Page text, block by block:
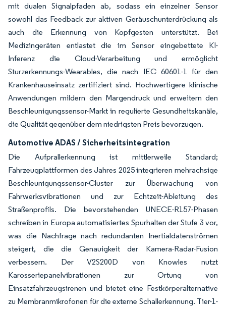
mit dualen Signalpfaden ab, sodass ein einzelner Sensor
sowohl das Feedback zur aktiven Geräuschunterdrückung als
auch die Erkennung von Kopfgesten unterstützt. Bei
Medizingeräten entlastet die im Sensor eingebettete KI-
Inferenz die Cloud-Verarbeitung und ermöglicht
Sturzerkennungs-Wearables, die nach IEC 60601-1 für den
Krankenhauseinsatz zertifiziert sind. Hochwertigere klinische
Anwendungen mildern den Margendruck und erweitern den
Beschleunigungssensor-Markt in regulierte Gesundheitskanäle,
die Qualität gegenüber dem niedrigsten Preis bevorzugen.
Automotive ADAS / Sicherheitsintegration
Die Aufprallerkennung ist mittlerweile Standard;
Fahrzeugplattformen des Jahres 2025 integrieren mehrachsige
Beschleunigungssensor-Cluster zur Überwachung von
Fahrwerksvibrationen und zur Echtzeit-Ableitung des
Straßenprofils. Die bevorstehenden UNECE-R157-Phasen
schreiben in Europa automatisiertes Spurhalten der Stufe 3 vor,
was die Nachfrage nach redundanten Inertialdatenströmen
steigert, die die Genauigkeit der Kamera-Radar-Fusion
verbessern. Der V2S200D von Knowles nutzt
Karosseriepanelvibrationen zur Ortung von
Einsatzfahrzeugsirenen und bietet eine Festkörperalternative
zu Membranmikrofonen für die externe Schallerkennung. Tier-1-